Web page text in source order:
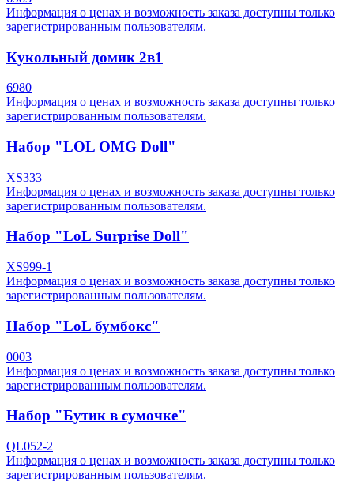
Информация о ценах и возможность заказа доступны только
зарегистрированным пользователям.
Кукольный домик 2в1
6980
Информация о ценах и возможность заказа доступны только
зарегистрированным пользователям.
Набор "LOL OMG Doll"
XS333
Информация о ценах и возможность заказа доступны только
зарегистрированным пользователям.
Набор "LoL Surprise Doll"
XS999-1
Информация о ценах и возможность заказа доступны только
зарегистрированным пользователям.
Набор "LoL бумбокс"
0003
Информация о ценах и возможность заказа доступны только
зарегистрированным пользователям.
Набор "Бутик в сумочке"
QL052-2
Информация о ценах и возможность заказа доступны только
зарегистрированным пользователям.